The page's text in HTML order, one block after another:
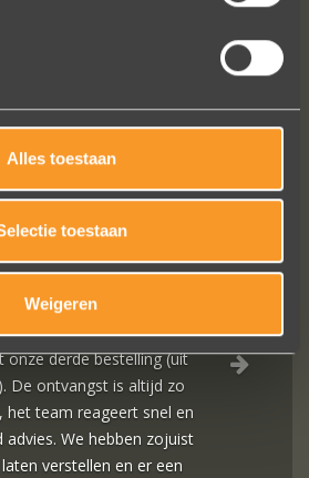
Alles toestaan
toestaan
Weigeren
US ON SOCIAL MEDIA
van uw creaties zijn we
onze derde bestelling (uit
De ontvangst is altijd zo
het team reageert snel en
advies. We hebben zojuist
verstellen en er een